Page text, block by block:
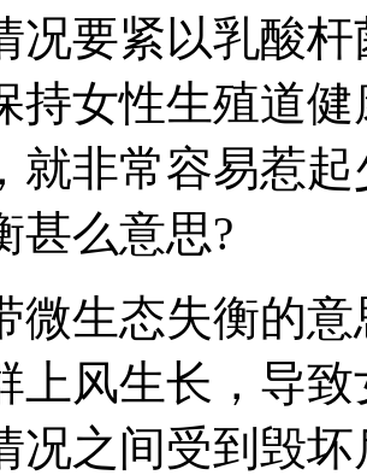
况要紧以乳酸
持女性生殖道
就非常容易惹
甚么意思?
生态失衡的意
上风生长，导
况之间受到毁